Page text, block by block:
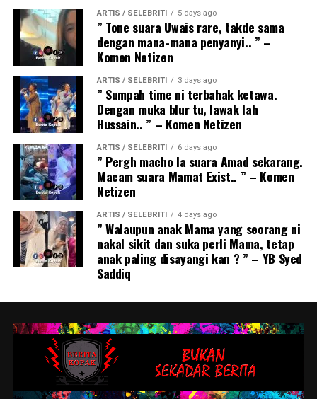
ARTIS / SELEBRITI 5 days ago
” Tone suara Uwais rare, takde sama
dengan mana-mana penyanyi.. ” –
Komen Netizen
ARTIS / SELEBRITI 3 days ago
” Sumpah time ni terbahak ketawa.
Dengan muka blur tu, lawak lah
Hussain.. ” – Komen Netizen
ARTIS / SELEBRITI 6 days ago
” Pergh macho la suara Amad sekarang.
Macam suara Mamat Exist.. ” – Komen
Netizen
ARTIS / SELEBRITI 4 days ago
” Walaupun anak Mama yang seorang ni
nakal sikit dan suka perli Mama, tetap
anak paling disayangi kan ? ” – YB Syed
Saddiq